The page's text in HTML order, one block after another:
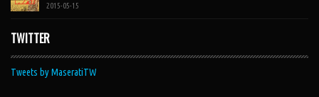
2015-05-15
TWITTER
Tweets by MaseratiTW